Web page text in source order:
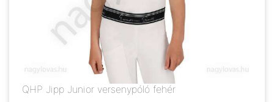
QHP Jipp Junior versenypóló fehér